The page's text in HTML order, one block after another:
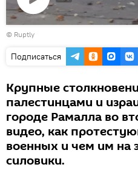
Воспроизвести
видео
© Ruptly
Подписаться
Крупные
палестинцами и
городе Рамалла во
видео, как
военных и чем им на
силовики.